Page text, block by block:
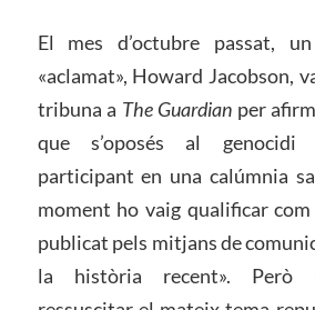
El mes d’octubre passat,
«aclamat», Howard Jacobson,
tribuna a The Guardian per
que s’oposés al genocidi
participant en una calúmnia
moment ho vaig qualificar com
publicat pels mitjans de
la història recent». Però